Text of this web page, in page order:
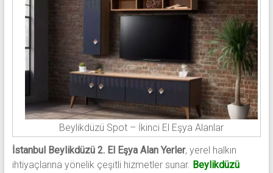
Beylikdüzü Spot – İkinci El Eşya Alanlar
İstanbul Beylikdüzü 2. El Eşya Alan Yerler, yerel halkın
ihtiyaçlarına yönelik çeşitli hizmetler sunar. Beylikdüzü